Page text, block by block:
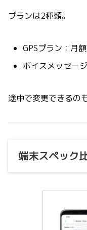
プランは2種類。
GPSプラン：月
ボイスメッセー
途中で変更できるの
端末スペック